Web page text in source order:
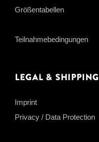
Größentabellen
Teilnahmebedingungen
Legal & Shipping
Imprint
Privacy / Data Protection